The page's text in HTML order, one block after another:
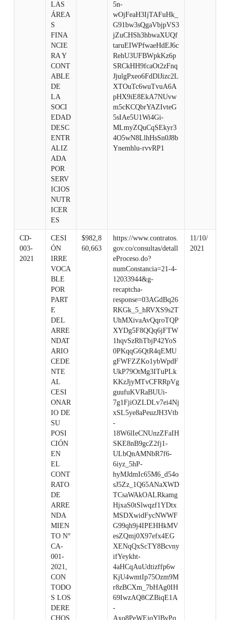
LAS
ÁREA
S
FINA
NCIE
RA Y
CONT
ABLE
DE
LA
SOCI
EDAD
DESC
ENTR
ALIZ
ADA
POR
SERV
ICIOS
NUTR
ICER
ES
5n-
wOjFeaH3IjTAFuHk_
G91bw3sQgaVbjpVS3
jZuCHSh3hbwaXUQf
taruEIWPfwaeHdEJ6c
RehU3UFBWpkKz6p
SRCkHH9fcaOt2zFnq
JjulgPxeo6FdDlJizc2L
XTOuTc6wuTvuA6A
pHX9iE8EkA7NUvw
m5cKCQbrYAZIvteG
5sIAe5U1Wi4Gi-
MLmyZQuCqSEkyr3
4O5wN8LlhHsSn0J8b
Ynemhlu-rvvRP1
CD-
003-
2021
CESI
ÓN
IRRE
VOCA
BLE
POR
PART
E
DEL
ARRE
NDAT
ARIO
CEDE
NTE
AL
CESI
ONAR
IO DE
SU
POSI
CIÓN
EN
EL
CONT
RATO
DE
ARRE
NDA
MIEN
TO N°
CA-
001-
2021,
CON
TODO
S LOS
DERE
CHOS
$982,8
60,663
https://www.contratos.
gov.co/consultas/detall
eProceso.do?
numConstancia=21-4-
12033944&g-
recaptcha-
response=03AGdBq26
RKGk_5_hRVXS9s2T
UhMXivaAvQqroTQP
XYDg5F8QQq6jFTW
1hqvSzRhTbjP42YoS
0PKqqG6QtR4qEMU
gFWFZZKo1ybWpdF
UkP79OtMg3ITuPLk
KKzJjyMTvCFRRpVg
guufuKVRaBUUi-
7g1FjiOZLDLv7ei4Nj
xSL5ye8aPeuzJH3Vtb
-
18W6lIeCNUnzZFaIH
SKE8nB9gcZ2fj1-
ULbQnAMNbR7f6-
6iyz_5hP-
hyMJdmIc65M6_d54o
sJ5Zz_1Q65ANaXWD
TCsaWAkOALRkamg
HjxaS0tSlwqzf1YDtx
MSDXwidFycNWWF
G99qh9j4IPEHHkMV
esZQmj0X97efx4EG
XENqQxScTY8Bcvny
ifYeykht-
4aHCqAuUdtizffp6w
KjU4wmtIp75Ozm9M
r8zBCXm_7bHAg0IH
69IwzAQ8CZBiqE1A
-
Axo8PeWEjqYlByPq
11/10/
2021